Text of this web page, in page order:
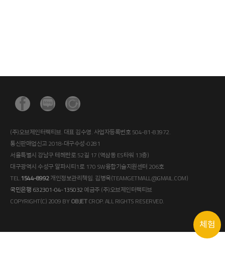
(주)오브제인터랙티브. 대표 김수영. 사업자등록번호 504-81-83972.
통신판매업신고 2018-대구수성-0281
서울특별시 강남구 테헤란로 52길 17 (역삼동 ES타워 13층)
대구광역시 수성구 알파시티1로 170 SW융합기술지원센터 206호
TEL.1544-8992개인정보관리책임. 김병욱(TEAMGETMALL@GMAIL.COM)
국민은행 632301-04-135032 예금주 (주)오브제인터랙티브
COPYRIGHT(C) 2009 BYOBJETCROP. ALL RIGHTS RESERVED.
체험